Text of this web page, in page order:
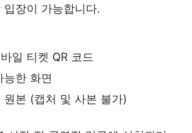
장이 가능합니다.
일 티켓 QR 코드
능한 화면
원본 (캡처 및 사본 불가)